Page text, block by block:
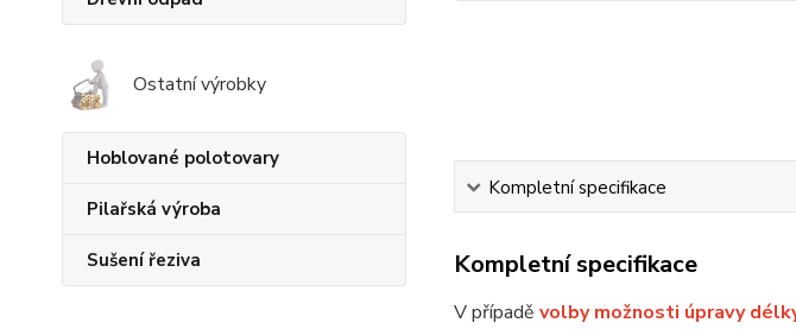
Ostatní výrobky
Hoblované polotovary
Pilařská výroba
Sušení řeziva
Kompletní specifikace
Kompletní specifikace
V případě volby možnosti úpravy